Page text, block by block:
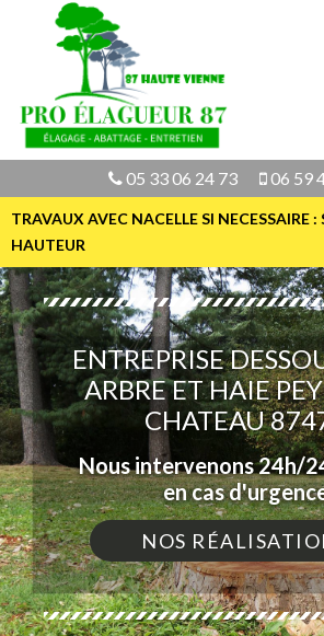
05 33 06 24 73 06 59
TRAVAUX AVEC NACELLE SI NECESSAIRE :
HAUTEUR
ENTREPRISE
ARBRE ET HAIE
CHATEAU
Nous intervenons 24h/
en cas
NOS